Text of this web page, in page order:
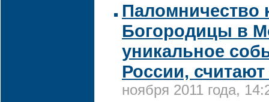
Паломничество
Богородицы в
уникальное
России,
ноября 2011 года,